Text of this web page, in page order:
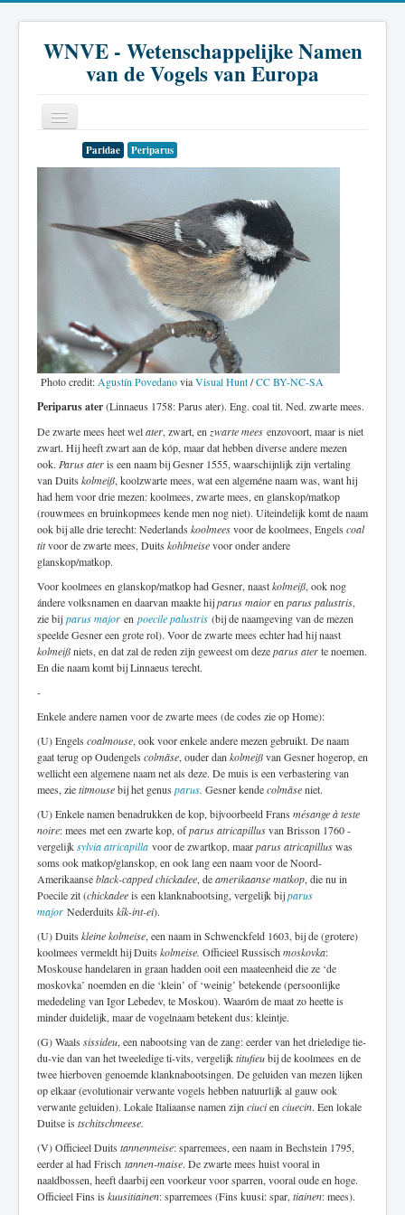
WNVE - Wetenschappelijke Namen
van de Vogels van Europa
Soort
Historie
Literatuur
Paridae Periparus
Photo credit: Agustín PovedanoviaVisual Hunt/CC BY-NC-SA
Periparus ater(Linnaeus 1758: Parus ater). Eng. coal tit. Ned. zwarte mees.
De zwarte mees heet welater, zwart, en zwarte mees enzovoort, maar is niet
zwart. Hij heeft zwart aan de kóp, maar dat hebben diverse andere mezen
ook. Parus ateris een naam bij Gesner 1555, waarschijnlijk zijn vertaling
van Duits kolmeiß, koolzwarte mees, wat een algeméne naam was, want hij
had hem voor drie mezen: koolmees, zwarte mees, en glanskop/matkop
(rouwmees en bruinkopmees kende men nog niet). Uiteindelijk komt de naam
ook bij alle drie terecht: Nederlands koolmeesvoor de koolmees, Engels coal
titvoor de zwarte mees, Duits kohlmeisevoor onder andere
glanskop/matkop.
Voor koolmees en glanskop/matkop had Gesner, naastkolmeiß, ook nog
ándere volksnamen en daarvan maakte hijparus maioren parus palustris,
zie bij parus major en poecile palustris (bij de naamgeving van de mezen
speelde Gesner een grote rol). Voor de zwarte mees echter had hij naast
kolmeißniets, en dat zal de reden zijn geweest om dezeparus aterte noemen.
En die naam komt bij Linnaeus terecht.
-
Enkele andere namen voor de zwarte mees (de codes zie op Home):
(U) Engels coalmouse, ook voor enkele andere mezen gebruikt. De naam
gaat terug op Oudengels colmāse, ouder dan kolmeißvan Gesner hogerop, en
wellicht een algemene naam net als deze. De muis is een verbastering van
mees, zietitmousebij het genus parus. Gesner kendecolmāseniet.
(U) Enkele namen benadrukken de kop, bijvoorbeeld Frans mésange à teste
noire: mees met een zwarte kop, ofparus atricapillusvan Brisson 1760 -
vergelijksylvia atricapilla voor de zwartkop, maarparus atricapilluswas
soms ook matkop/glanskop, en ook lang een naam voor de Noord-
Amerikaanseblack-capped chickadee, deamerikaanse matkop, die nu in
Poecile zit (chickadeeis een klanknabootsing, vergelijk bijparus
major Nederduits kîk-int-ei).
(U) Duits kleine kolmeise, een naam in Schwenckfeld 1603, bij de (grotere)
koolmees vermeldt hij Duits kolmeise. Officieel Russisch moskovka:
Moskouse handelaren in graan hadden ooit een maateenheid die ze ‘de
moskovka’ noemden en die ‘klein’ of ‘weinig’ betekende (persoonlijke
mededeling van Igor Lebedev, te Moskou). Waaróm de maat zo heette is
minder duidelijk, maar de vogelnaam betekent dus: kleintje.
(G) Waals sissideu, een nabootsing van de zang: eerder van het drieledige tie-
du-vie dan van het tweeledige ti-vits, vergelijktitufieubij de koolmees en de
twee hierboven genoemde klanknabootsingen. De geluiden van mezen lijken
op elkaar (evolutionair verwante vogels hebben natuurlijk al gauw ook
verwante geluiden). Lokale Italiaanse namen zijn ciucien ciuecin. Een lokale
Duitse is tschitschmeese.
(V) Officieel Duits tannenmeise: sparremees, een naam in Bechstein 1795,
eerder al had Frisch tannen-maise. De zwarte mees huist vooral in
naaldbossen, heeft daarbij een voorkeur voor sparren, vooral oude en hoge.
Officieel Fins is kuusitiainen: sparremees (Fins kuusi: spar, tiainen: mees).